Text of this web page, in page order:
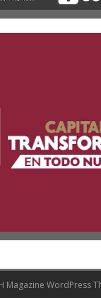
Magazine WordPress